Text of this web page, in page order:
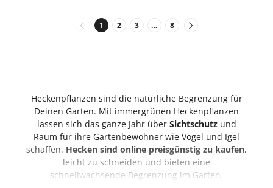
1 2 3 … 8
Heckenpflanzen sind die natürliche Begrenzung für
Deinen Garten. Mit immergrünen Heckenpflanzen
lassen sich das ganze Jahr über Sichtschutzund
Raum für ihre Gartenbewohner wie Vögel und Igel
schaffen. Hecken sind online preisgünstig zu kaufen,
leicht zu schneiden und bieten eine
schnellwachsende Begrenzung im Garten.